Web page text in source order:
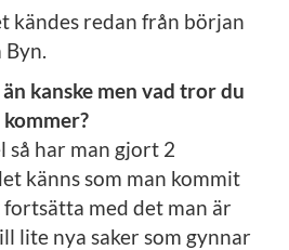
kändes redan från början
kanske men vad tror du
kommer?
så har man gjort 2
känns som man kommit
med det man är
lite nya saker som gynnar